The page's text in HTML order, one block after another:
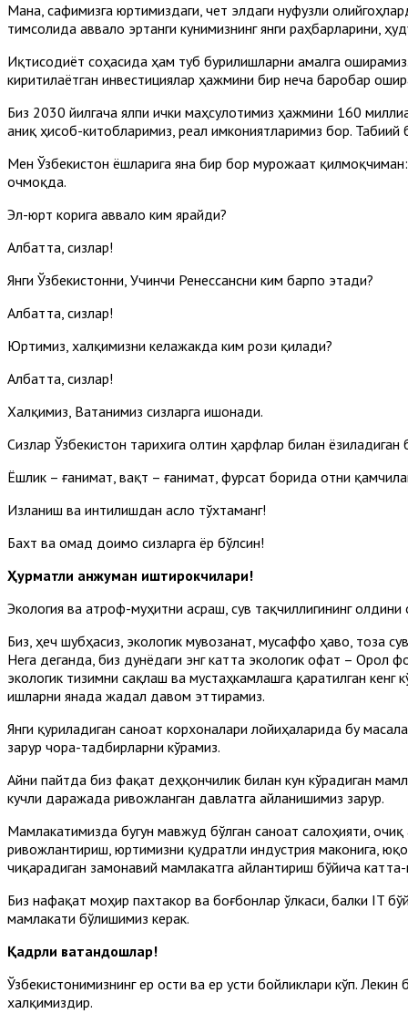
Мана, сафимизга юртимиздаги, чет элдаги нуфузли
тимсолида аввало эртанги кунимизнинг янги раҳбарларини,
Иқтисодиёт соҳасида ҳам туб бурилишларни амалга
киритилаётган инвестициялар ҳажмини бир неча баробар
Биз 2030 йилгача ялпи ички маҳсулотимиз ҳажмини 160
аниқ ҳисоб-китобларимиз, реал имкониятларимиз бор.
Мен Ўзбекистон ёшларига яна бир бор мурожаат қилмоқчиман:
очмоқда.
Эл-юрт корига аввало ким ярайди?
Албатта, сизлар!
Янги Ўзбекистонни, Учинчи Ренессансни ким барпо этади?
Албатта, сизлар!
Юртимиз, халқимизни келажакда ким рози қилади?
Албатта, сизлар!
Халқимиз, Ватанимиз сизларга ишонади.
Сизлар Ўзбекистон тарихига олтин ҳарфлар билан
Ёшлик – ғанимат, вақт – ғанимат, фурсат борида отни
Изланиш ва интилишдан асло тўхтаманг!
Бахт ва омад доимо сизларга ёр бўлсин!
Ҳурматли анжуман иштирокчилари!
Экология ва атроф-муҳитни асраш, сув тақчиллигининг
Биз, ҳеч шубҳасиз, экологик мувозанат, мусаффо ҳаво, тоза
Нега деганда, биз дунёдаги энг катта экологик офат – Орол
экологик тизимни сақлаш ва мустаҳкамлашга қаратилган
ишларни янада жадал давом эттирамиз.
Янги қуриладиган саноат корхоналари лойиҳаларида бу
зарур чора-тадбирларни кўрамиз.
Айни пайтда биз фақат деҳқончилик билан кун кўрадиган
кучли даражада ривожланган давлатга айланишимиз зарур.
Мамлакатимизда бугун мавжуд бўлган саноат салоҳияти,
ривожлантириш, юртимизни қудратли индустрия маконига,
чиқарадиган замонавий мамлакатга айлантириш бўйича
Биз нафақат моҳир пахтакор ва боғбонлар ўлкаси, балки IT
мамлакати бўлишимиз керак.
Қадрли ватандошлар!
Ўзбекистонимизнинг ер ости ва ер усти бойликлари кўп.
халқимиздир.